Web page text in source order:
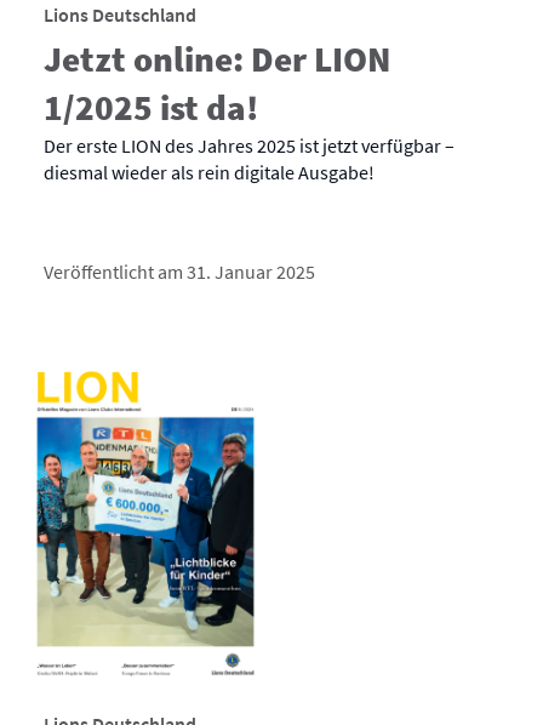
Lions Deutschland
Jetzt online: Der LION
1/2025 ist da!
Der erste LION des Jahres 2025 ist jetzt verfügbar –
diesmal wieder als rein digitale Ausgabe!
Veröffentlicht am 31. Januar 2025